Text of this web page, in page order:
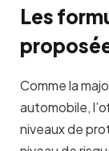
Les
Comme la
automobile,
niveaux de